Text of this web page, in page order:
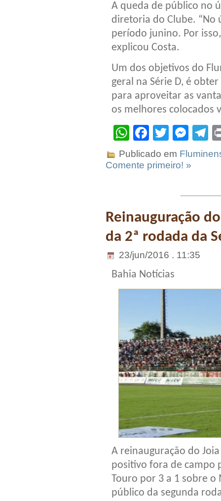
A queda de público no
diretoria do Clube. “No
período junino. Por
explicou Costa.
Um dos objetivos do
geral na Série D, é
para aproveitar as
os melhores colocados
WhatsApp
Facebook
Twitter
Publicado em
Comente primeiro! »
Reinauguração
da 2ª rodada da
23/jun/2016 . 11:35
Bahia Notícias
A reinauguração do
positivo fora de campo
Touro por 3 a 1 sobre o
público da segunda